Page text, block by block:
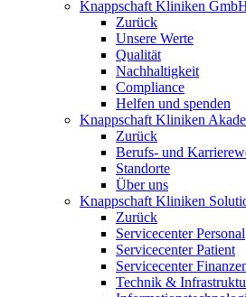
Knappschaft Kliniken
Zurück
Unsere Werte
Qualität
Nachhaltigkeit
Compliance
Helfen und spenden
Knappschaft Kliniken
Zurück
Berufs- und
Standorte
Über uns
Knappschaft Kliniken
Zurück
Servicecenter Personal
Servicecenter Patient
Servicecenter
Technik &